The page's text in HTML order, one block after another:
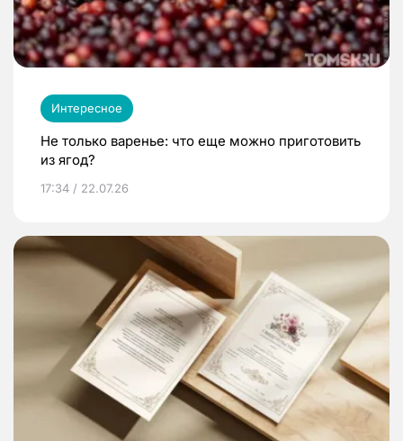
Интересное
Не только варенье: что еще можно приготовить
из ягод?
17:34 / 22.07.26